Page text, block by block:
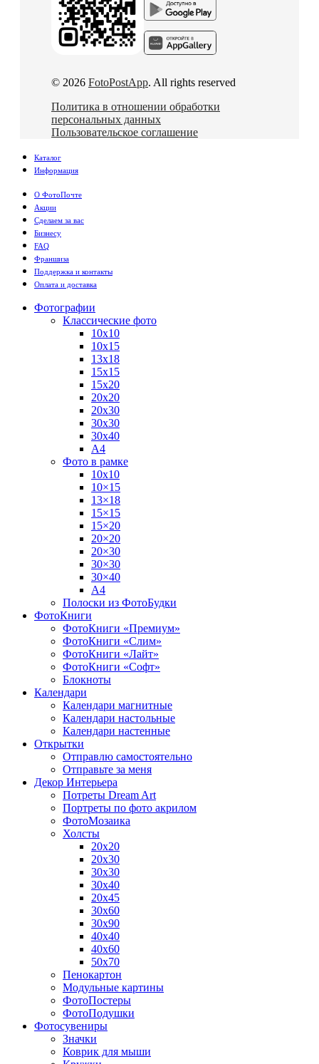
© 2026 FotoPostApp. All rights reserved
Политика в отношении обработки
персональных данных
Пользовательское соглашение
Каталог
Информация
О ФотоПочте
Акции
Сделаем за вас
Бизнесу
FAQ
Франшиза
Поддержка и контакты
Оплата и доставка
Фотографии
Классические фото
10х10
10х15
13х18
15х15
15х20
20х20
20х30
30х30
30х40
А4
Фото в рамке
10х10
10×15
13×18
15×15
15×20
20×20
20×30
30×30
30×40
A4
Полоски из ФотоБудки
ФотоКниги
ФотоКниги «Премиум»
ФотоКниги «Слим»
ФотоКниги «Лайт»
ФотоКниги «Софт»
Блокноты
Календари
Календари магнитные
Календари настольные
Календари настенные
Открытки
Отправлю самостоятельно
Отправьте за меня
Декор Интерьера
Потреты Dream Art
Портреты по фото акрилом
ФотоМозаика
Холсты
20х20
20х30
30х30
30х40
20х45
30х60
30х90
40х40
40х60
50х70
Пенокартон
Модульные картины
ФотоПостеры
ФотоПодушки
Фотоcувениры
Значки
Коврик для мыши